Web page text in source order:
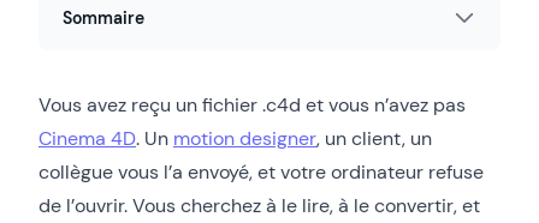
Sommaire
Vous avez reçu un fichier .c4d et vous n’avez pas
Cinema 4D. Un motion designer, un client, un
collègue vous l’a envoyé, et votre ordinateur refuse
de l’ouvrir. Vous cherchez à le lire, à le convertir, et